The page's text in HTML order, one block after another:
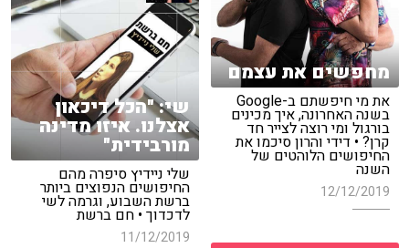
מחפשים את עצמם
את מי חיפשתם ב-Google
בשנה האחרונה, איך מכינים
בורגול ומי רוצה לצייר חד
קרן? • דידי והרון סיכמו את
החיפושים הלוהטים של
השנה
12/12/2019
שי: "הכל דיכאון
אצלנו. איזו מדינה
מורבידית"
שלי ניידיץ סיפרה מהם
החיפושים הנפוצים ביותר
ברשת השבוע, וגרמה לשי
לדכדוך • חם ברשת
11/12/2019